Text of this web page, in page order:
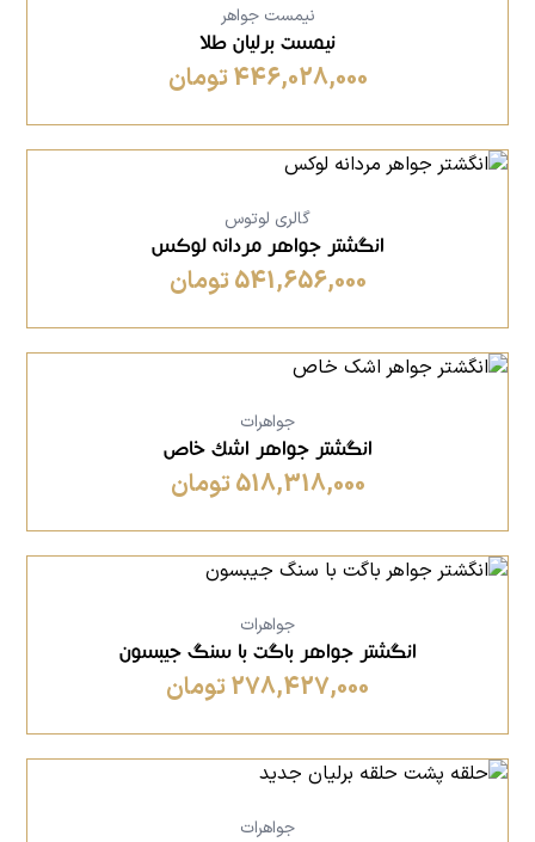
نیمست جواهر
نیمست برلیان طلا
446,028,000 تومان
گالری لوتوس
انگشتر جواهر مردانه لوکس
541,656,000 تومان
جواهرات
انگشتر جواهر اشک خاص
518,318,000 تومان
جواهرات
انگشتر جواهر باگت با سنگ جیبسون
278,427,000 تومان
جواهرات